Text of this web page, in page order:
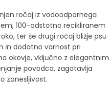
ročaj iz vodoodpornega
100-odstotno recikliranem
ter še drugi ročaj bližje psu
in dodatno varnost pri
okovje, vključno z elegantnim
povodca, zagotavlja
zanesljivost.